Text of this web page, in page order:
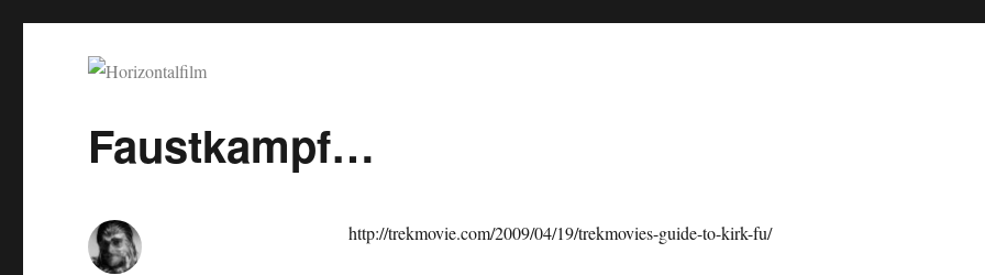
Faustkampf…
http://trekmovie.com/2009/04/19/trekmovies-guide-to-kirk-fu/